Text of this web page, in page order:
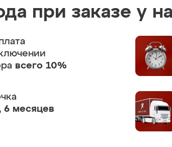
при заказе у
всего 10%
6 месяцев